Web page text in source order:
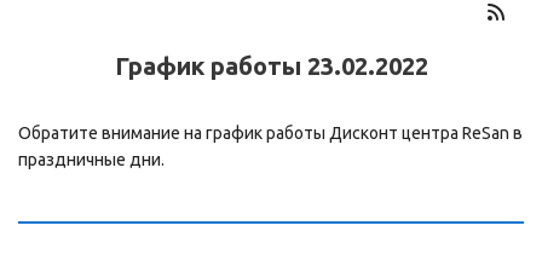
График работы 23.02.2022
Обратите внимание на график работы Дисконт центра ReSan в
праздничные дни.